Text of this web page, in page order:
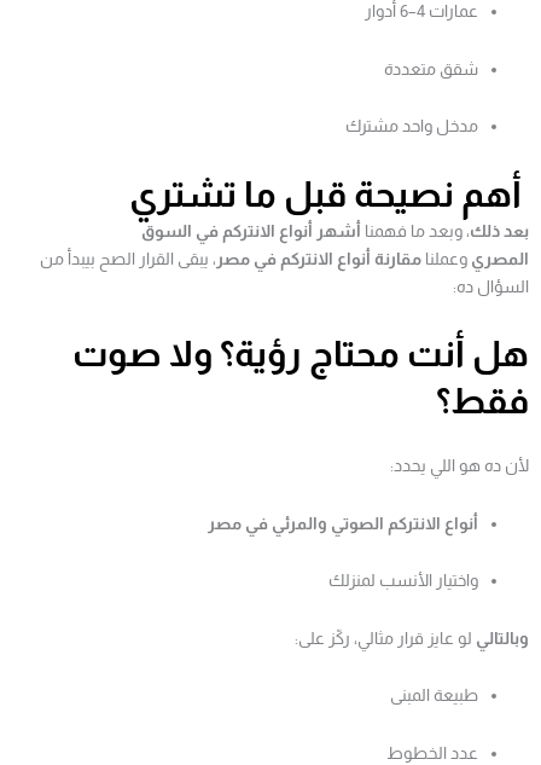
عمارات 4–6 أدوار
شقق متعددة
مدخل واحد مشترك
أهم نصيحة قبل ما تشتري
بعد ذلك، وبعد ما فهمنا أشهر أنواع الانتركم في السوق
المصري وعملنا مقارنة أنواع الانتركم في مصر ، يبقى القرار الصح بيبدأ من
السؤال ده:
هل أنت محتاج رؤية؟ ولا صوت
فقط؟
لأن ده هو اللي يحدد:
أنواع الانتركم الصوتي والمرئي في مصر
واختيار الأنسب لمنزلك
وبالتالي لو عايز قرار مثالي، ركّز على:
طبيعة المبنى
عدد الخطوط